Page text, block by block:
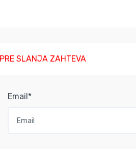
SLANJA ZAHTEVA
Email*